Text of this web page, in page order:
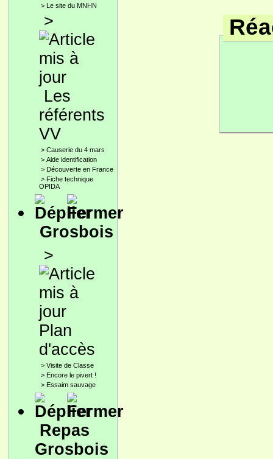
> Le site du MNHN
>
Les
référents
VV
> Causerie du 4 mars
> Aide identification
> Découverte en France
> Fiche technique
OPIDA
Grosbois
>
Plan
d'accès
> Visite de Classe
> Encore le pivert !
> Essaim sauvage
Repas
Grosbois